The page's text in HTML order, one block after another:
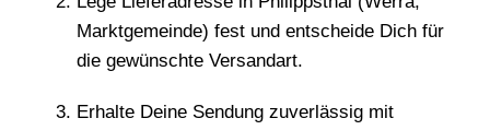
Marktgemeinde) fest und entscheide Dich für
die gewünschte Versandart.
Erhalte Deine Sendung zuverlässig mit